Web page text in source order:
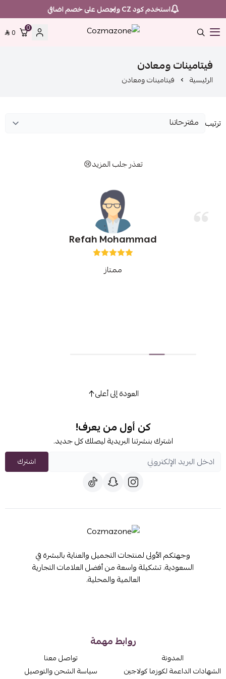
استخدم كود CZ واحصل على خصم اضافي
Cozmazone
0
0
فيتامينات ومعادن
الرئيسية فيتامينات ومعادن
ترتيب
تعذر جلب المزيد😢
Refah Mohammad
ممتاز
العودة إلى أعلى
كن أول من يعرف!
اشترك بنشرتنا البريدية ليصلك كل جديد.
اشترك
وجهتكم الأولى لمنتجات التجميل والعناية بالبشرة في
السعودية. تشكيلة واسعة من أفضل العلامات التجارية
العالمية والمحلية.
روابط مهمة
المدونة
الشهادات الداعمة لكوزما كولاجين
تواصل معنا
سياسة الشحن والتوصيل